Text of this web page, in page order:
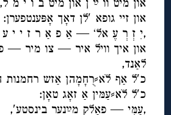
און זיי גופא ′לן דאָך אָפּענטפערן:
,יִ זְ רְ עֶ אל‘ — אַ פ אַ ר ז י י
און איך וויל איר — צו מיר —
לאַנד,
כ′ל אַף לׁא⸗רֻחָמָהן אַזש רחמנות
כ′ל לׁא⸗עַמּין אַ זאָג טאָן:
,עַמִּי — פאָלק מײַנער בינסטע′,